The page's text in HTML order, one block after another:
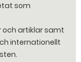
som
och artiklar samt
internationellt